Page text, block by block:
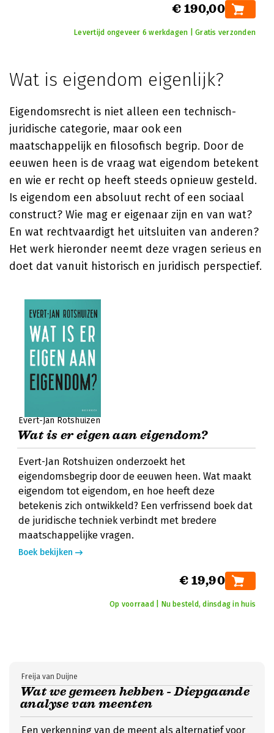
€ 190,00
Levertijd ongeveer 6 werkdagen | Gratis verzonden
Wat is eigendom eigenlijk?
Eigendomsrecht is niet alleen een technisch-
juridische categorie, maar ook een
maatschappelijk en filosofisch begrip. Door de
eeuwen heen is de vraag wat eigendom betekent
en wie er recht op heeft steeds opnieuw gesteld.
Is eigendom een absoluut recht of een sociaal
construct? Wie mag er eigenaar zijn en van wat?
En wat rechtvaardigt het uitsluiten van anderen?
Het werk hieronder neemt deze vragen serieus en
doet dat vanuit historisch en juridisch perspectief.
Evert-Jan Rotshuizen
Wat is er eigen aan eigendom?
Evert-Jan Rotshuizen onderzoekt het
eigendomsbegrip door de eeuwen heen. Wat maakt
eigendom tot eigendom, en hoe heeft deze
betekenis zich ontwikkeld? Een verfrissend boek dat
de juridische techniek verbindt met bredere
maatschappelijke vragen.
Boek bekijken
€ 19,90
Op voorraad | Nu besteld, dinsdag in huis
Wat we gemeen hebben - Diepgaande
analyse van meenten
Freija van Duijne
Een verkenning van de meent als alternatief voor